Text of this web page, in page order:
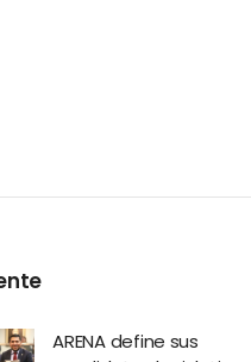
ARENA define sus